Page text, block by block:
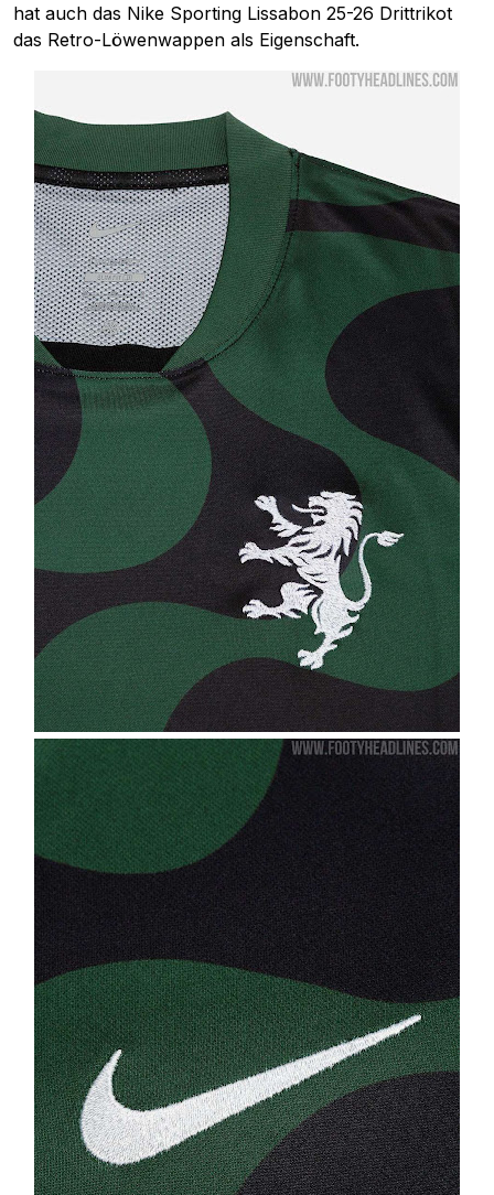
hat auch das Nike Sporting Lissabon 25-26 Drittrikot
das Retro-Löwenwappen als Eigenschaft.